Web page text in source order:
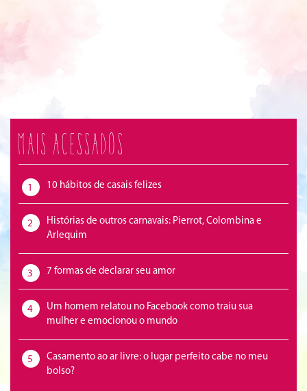
Mais acessados
1 10 hábitos de casais felizes
2
Histórias de outros carnavais: Pierrot, Colombina e
Arlequim
3 7 formas de declarar seu amor
4
Um homem relatou no Facebook como traiu sua
mulher e emocionou o mundo
5
Casamento ao ar livre: o lugar perfeito cabe no meu
bolso?